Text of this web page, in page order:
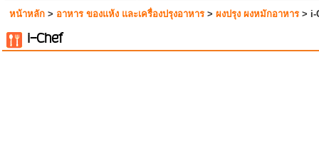
หน้าหลัก > อาหาร ของแห้ง และเครื่องปรุงอาหาร > ผงปรุง ผงหมักอาหาร > i-
i-Chef